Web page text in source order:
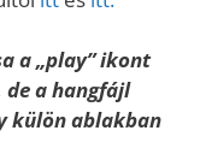
a „play” ikont
a hangfájl
külön ablakban